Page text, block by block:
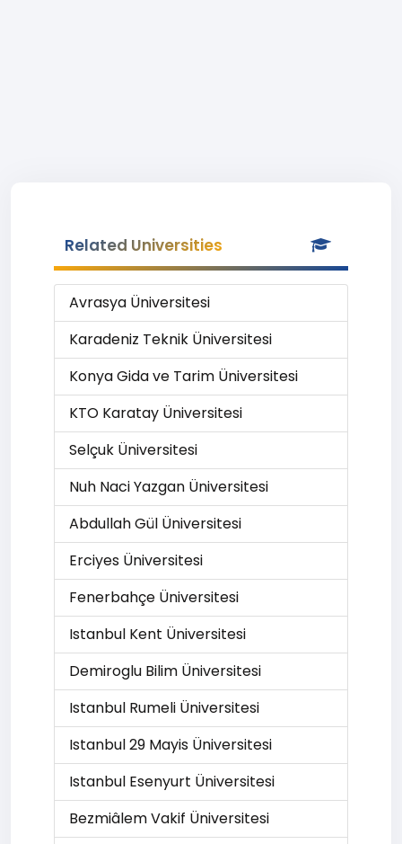
Related Universities
Avrasya Üniversitesi
Karadeniz Teknik Üniversitesi
Konya Gida ve Tarim Üniversitesi
KTO Karatay Üniversitesi
Selçuk Üniversitesi
Nuh Naci Yazgan Üniversitesi
Abdullah Gül Üniversitesi
Erciyes Üniversitesi
Fenerbahçe Üniversitesi
Istanbul Kent Üniversitesi
Demiroglu Bilim Üniversitesi
Istanbul Rumeli Üniversitesi
Istanbul 29 Mayis Üniversitesi
Istanbul Esenyurt Üniversitesi
Bezmiâlem Vakif Üniversitesi